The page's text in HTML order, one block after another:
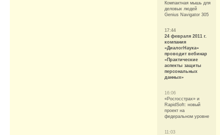
Компактная мышь для
деловых людей
Genius Navigator 305
17:44
24 февраля 2011 г.
компания
«ДиалогНаука»
проводит вебинар
«Практические
аспекты защиты
персональных
данных»
16:06
«Росгосстрах» и
RapidSoft: новый
проект на
федеральном уровне
11:03